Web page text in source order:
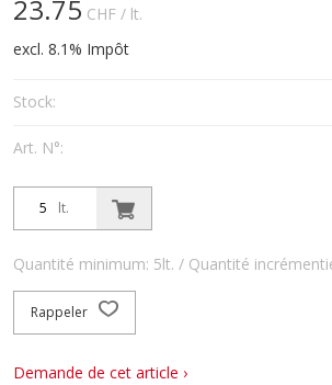
23.75 CHF / lt.
excl. 8.1% Impôt
Stock:
Art. N°:
lt.
Quantité minimum: 5lt. / Quantité
Rappeler
Demande de cet article ›